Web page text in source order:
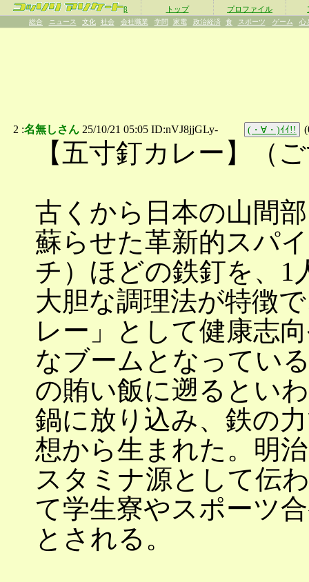
β トップ プロファイル
総合 ニュース 文化 社会 会社職業 学問 家電 政治経済 食 スポーツ ゲーム 心
2 :名無しさん 25/10/21 05:05 ID:nVJ8jjGLy- (・∀・)ｲｲ!! (
【五寸釘カレー】（
古くから日本の山間
蘇らせた革新的スパ
チ）ほどの鉄釘を、1
大胆な調理法が特徴
レー」として健康志
なブームとなってい
の賄い飯に遡るとい
鍋に放り込み、鉄の
想から生まれた。明
スタミナ源として伝
て学生寮やスポーツ
とされる。